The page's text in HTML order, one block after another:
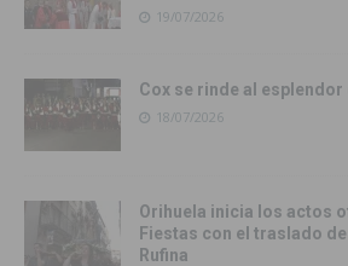
19/07/2026
Cox se rinde al
18/07/2026
Orihuela inicia los actos
Fiestas con el traslado
Rufina